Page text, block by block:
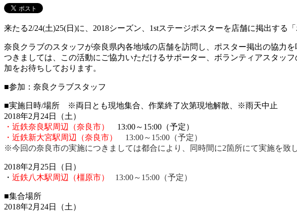
来たる2/24(土)25(日)に、2018シーズン、1stステージポスターを店舗に掲出する
奈良クラブのスタッフが奈良県内各地域の店舗を訪問し、ポスター掲出の協力を
つきましては、この活動にご協力いただけるサポーター、ボランティアスタッ
加をお待ちしております。
■参加：奈良クラブスタッフ
■実施日時/場所 ※両日とも現地集合、作業終了次第現地解散、※雨天中止
2018年2月24日（土）
・近鉄奈良駅周辺（奈良市） 13:00～15:00（予定）
・近鉄新大宮駅周辺（奈良市） 13:00～15:00（予定）
※今回の奈良市の実施につきましては都合により、同時間に2箇所にて実施を致
2018年2月25日（日）
・ 近鉄八木駅周辺（橿原市） 13:00～15:00（予定）
■集合場所
2018年2月24日（土）